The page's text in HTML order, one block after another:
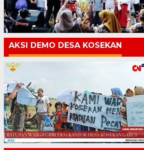
AKSI DEMO DESA KOSEKAN